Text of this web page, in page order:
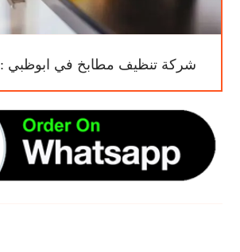
شركة تنظيف مطابخ في ابوظبي :0507036261